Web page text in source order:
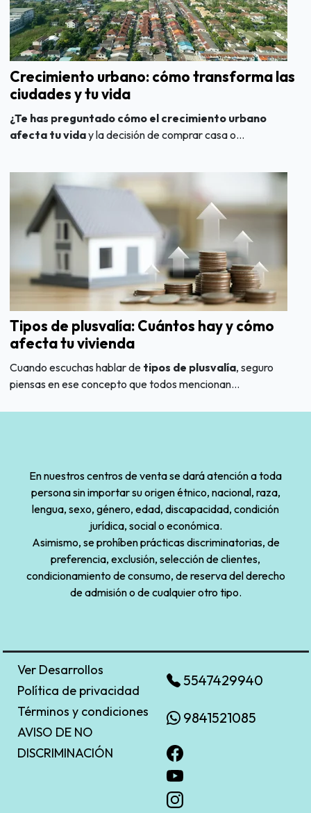
Crecimiento urbano: cómo transforma las
ciudades y tu vida
¿Te has preguntado cómo el crecimiento urbano
afecta tu viday la decisión de comprar casa o...
Tipos de plusvalía: Cuántos hay y cómo
afecta tu vivienda
Cuando escuchas hablar de tipos de plusvalía, seguro
piensas en ese concepto que todos mencionan...
En nuestros centros de venta se dará atención a toda
persona sin importar su origen étnico, nacional, raza,
lengua, sexo, género, edad, discapacidad, condición
jurídica, social o económica.
Asimismo, se prohíben prácticas discriminatorias, de
preferencia, exclusión, selección de clientes,
condicionamiento de consumo, de reserva del derecho
de admisión o de cualquier otro tipo.
Ver Desarrollos
Política de privacidad
Términos y condiciones
AVISO DE NO
DISCRIMINACIÓN
5547429940
9841521085